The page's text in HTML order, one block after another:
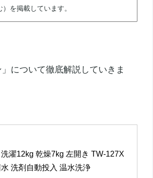
を掲載しています。
について徹底解説していきま
濯12kg 乾燥7kg 左開き TW-127X
洗剤自動投入 温水洗浄